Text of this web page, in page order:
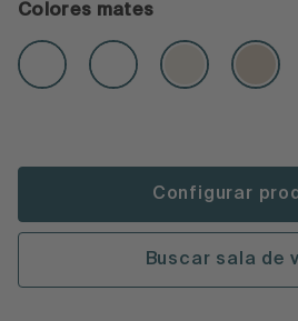
Colores mates
Configurar
Buscar sala de